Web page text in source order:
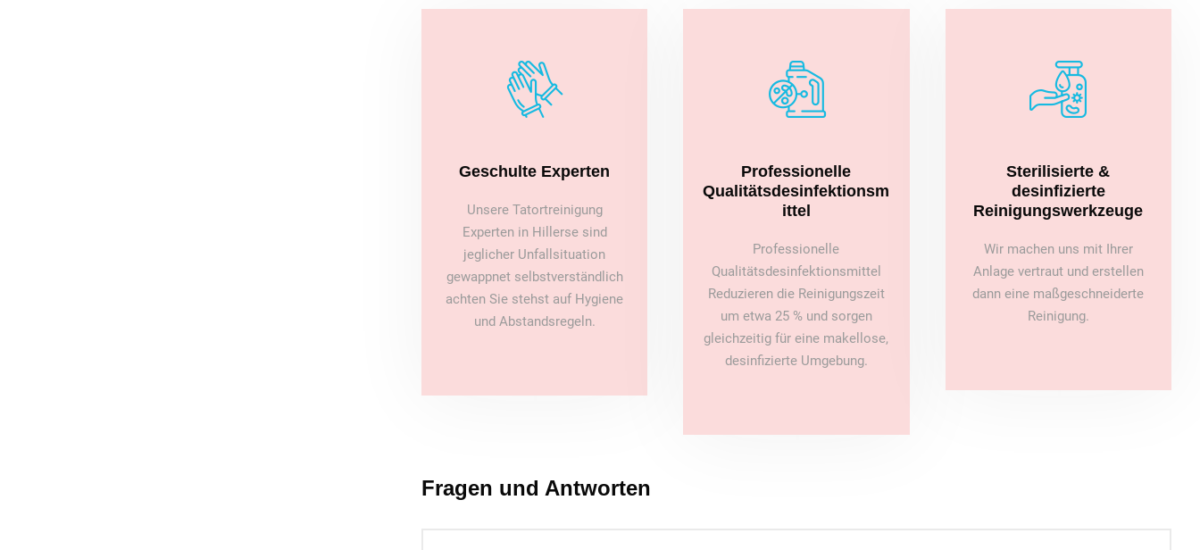
Geschulte Experten
Unsere Tatortreinigung
Experten in Hillerse sind
jeglicher Unfallsituation
gewappnet selbstverständlich
achten Sie stehst auf Hygiene
und Abstandsregeln.
Professionelle
Qualitätsdesinfektionsm
ittel
Professionelle
Qualitätsdesinfektionsmittel
Reduzieren die Reinigungszeit
um etwa 25 % und sorgen
gleichzeitig für eine makellose,
desinfizierte Umgebung.
Sterilisierte &
desinfizierte
Reinigungswerkzeuge
Wir machen uns mit Ihrer
Anlage vertraut und erstellen
dann eine maßgeschneiderte
Reinigung.
Fragen und Antworten